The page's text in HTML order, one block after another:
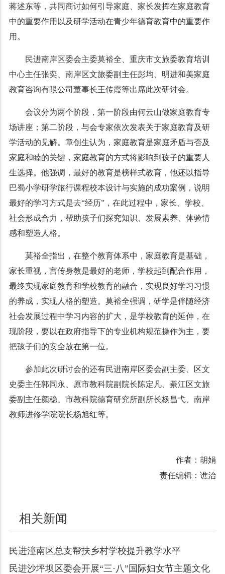
蒋述东等，共同商讨如何引导家庭、家长发挥在家庭教育
中的重要作用以及研学活动在青少年德育教育中的重要作
用。
民进南岸区委会主委莫裕全、重庆市文旅委教育培训
中心主任张奕、南岸区文旅委副主任彭均、明进和美家庭
教育咨询有限公司董事长王传霞等出席此次研讨会。
会议分为两个阶段，第一阶段由何云山做家庭教育专
场讲座；第二阶段，与会专家依次发表关于家庭教育及研
学活动的见解。章创生认为，家庭教育是家庭矛盾与否及
家庭和睦的关键，家庭教育的方式将影响到孩子的重要人
生选择。他强调，最好的教育是榜样式教育，他还以指导
巴蜀小学研学旅行课程校本设计与实施的成功案例，说明
最好的学习方式是去“经历”，在此过程中，家长、学校、
社会形成合力，帮助孩子们探究知识、发展素养、体验情
感和塑造人格。
莫裕全指出，在整个教育体系中，家庭教育是基础，
家长重视，言传身教是最好的老师，学校起到配合作用，
最终实现家庭教育和学校教育的融合，实现良好学习习惯
的养成，实现人格的塑造。莫裕全强调，研学是伴随经济
社会发展过程中学习内容的扩大，是学校教育的延伸，在
现阶段，要以在政府指导下的专业机构规范操作为主，要
把孩子们的安全放在第一位。
参加此次研讨会的还有民进南岸区委会副主委、区文
史委主任郭同永、原市教科院副院长陈定凡、綦江区文旅
委副主任颜稳、市教科院德育研究所副所长杨昌弋、南岸
教师进修学院院长杨旭红等。
作者：胡娟
责任编辑：谯治
相关新闻
民进潼南区总支帮扶乡村学校提升教学水平
民进沙坪坝区委会开展“三·八”国际妇女节主题文化